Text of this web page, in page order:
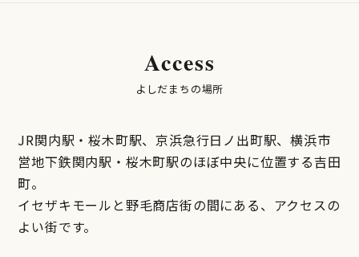
Access
よしだまちの場所
JR関内駅・桜木町駅、京浜急行日ノ出町駅、横浜市
営地下鉄関内駅・桜木町駅のほぼ中央に位置する吉田
町。
イセザキモールと野毛商店街の間にある、アクセスの
よい街です。